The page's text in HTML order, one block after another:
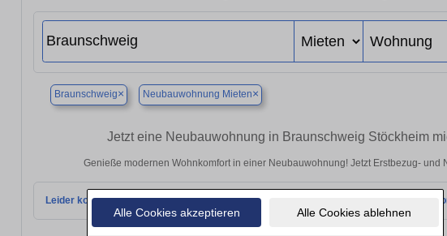
Alle Cookies akzeptieren Alle Cookies ablehnen
Braunschweig× Neubauwohnung Mieten×
Jetzt eine Neubauwohnung in Braunschweig Stöckheim
Genieße modernen Wohnkomfort in einer Neubauwohnung! Jetzt Erstbezug-
Leider konnten wir derzeit keine passenden Objekte finden. Schauen Sie bald wieder